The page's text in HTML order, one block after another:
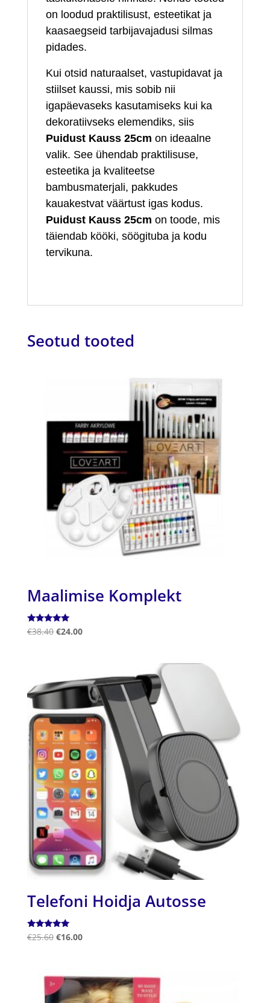
on loodud praktilisust, esteetikat ja
kaasaegseid tarbijavajadusi silmas
pidades.
Kui otsid naturaalset, vastupidavat ja
stiilset kaussi, mis sobib nii
igapäevaseks kasutamiseks kui ka
dekoratiivseks elemendiks, siis
Puidust Kauss 25cm on ideaalne
valik. See ühendab praktilisuse,
esteetika ja kvaliteetse
bambusmaterjali, pakkudes
kauakestvat väärtust igas kodus.
Puidust Kauss 25cm on toode, mis
täiendab kööki, söögituba ja kodu
tervikuna.
Seotud tooted
Maalimise Komplekt
Hinnanguga
€38.40 €24.00
Telefoni Hoidja Autosse
Hinnanguga
5.00
€25.60 €16.00